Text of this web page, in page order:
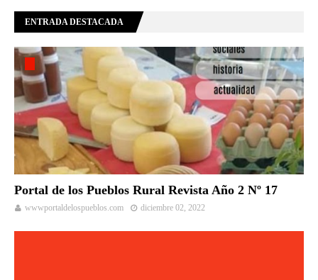
ENTRADA DESTACADA
Portal de los Pueblos Rural Revista Año 2 Nº 17
wwwportaldelospueblos.com diciembre 02, 2022